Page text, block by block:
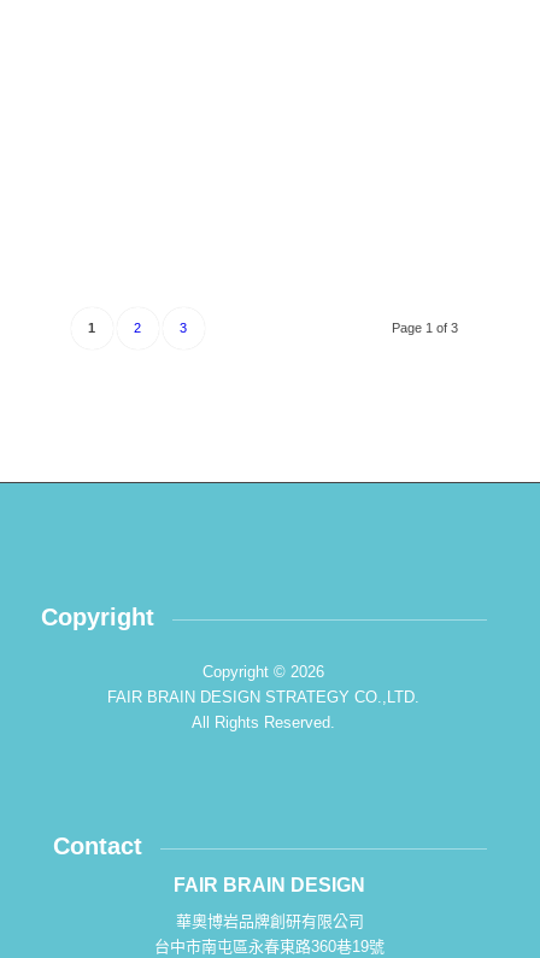
Page 1 of 3
1 2 3
Copyright
Copyright © 2026
FAIR BRAIN DESIGN STRATEGY CO.,LTD.
All Rights Reserved.
Contact
FAIR BRAIN DESIGN
華奧博岩品牌創研有限公司
台中市南屯區永春東路360巷19號